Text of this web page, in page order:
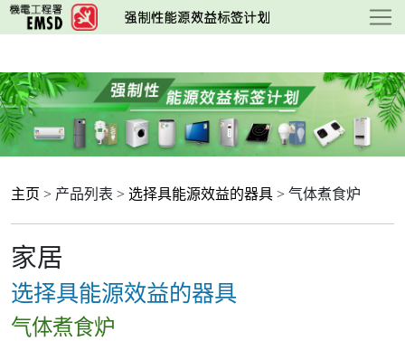
跳
至
要
内
容
主页 > 产品列表 > 选择具能源效益的器具 > 气体煮食炉
家居
选择具能源效益的器具
气体煮食炉